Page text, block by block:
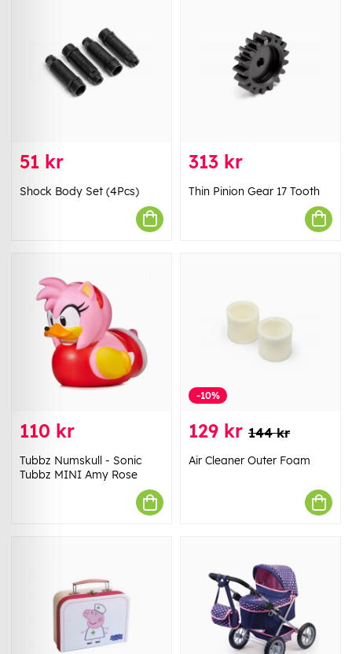
51 kr
Shock Body Set (4Pcs)
313 kr
Thin Pinion Gear 17 Tooth
110 kr
Tubbz Numskull - Sonic
Tubbz MINI Amy Rose
-10%
129 kr 144 kr
Air Cleaner Outer Foam